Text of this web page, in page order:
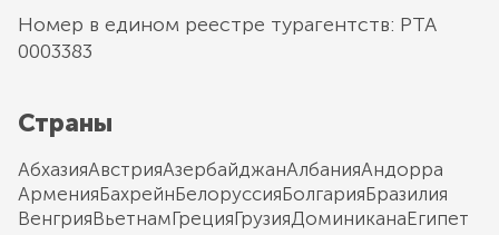
Номер в едином реестре турагентств: РТА
0003383
Страны
АбхазияАвстрияАзербайджанАлбанияАндорра
АрменияБахрейнБелоруссияБолгарияБразилия
ВенгрияВьетнамГрецияГрузияДоминиканаЕгипет